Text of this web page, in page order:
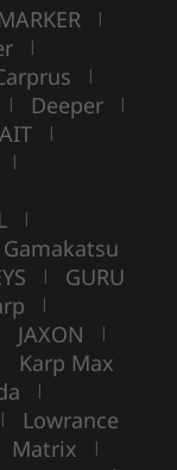
|
|
|
| Deeper |
|
|
|
Gamakatsu
| GURU
|
JAXON |
Karp Max
|
| Lowrance
Matrix |